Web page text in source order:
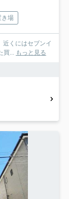
き場
近くにはセブンイ
買... もっと見る